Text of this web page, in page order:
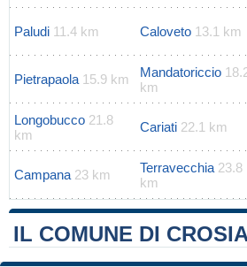
Paludi 11.4 km Caloveto 13.1 km
Pietrapaola 15.9 km Mandatoriccio
km
Longobucco 21.8
km
Cariati 22.1 km
Campana 23 km Terravecchia 23.8
km
IL COMUNE DI